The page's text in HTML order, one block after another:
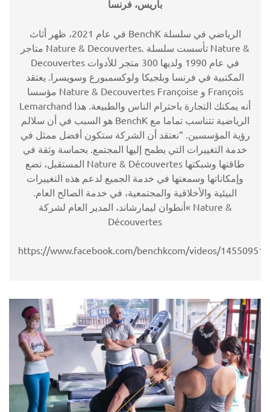
باريس، فرنسا
في عام 2021، ظهر أثاث BenchK الرياضي في سلسلة
متاجر Nature & Decouvertes. تأسست سلسلة Nature &
Decouvertes في عام 1990 ولديها 300 متجر للأدوات
المكتبية في فرنسا وبلجيكا ولوكسمبورغ وسويسرا. يعتقد
مؤسسا Nature & Decouvertes Françoise و François
Lemarchand أنه يمكنك التجارة باحترام الناس والطبيعة. هذا
هو السبب في أن سلالم BenchK الرياضية تتناسب تماما مع
رؤية المؤسسين. “نعتقد أن الشركة ستكون أفضل ممثل في
خدمة التغييرات التي يطمح إليها المجتمع. بحماسة وثقة في
المستقبل، تضع Nature & Découvertes طاقتها وشبكتها
وإمكاناتها وسمعتها في خدمة الجميع لدعم هذه التغييرات
البيئية والأخلاقية والمجتمعية، في خدمة الصالح العام.
»أنطوان ليمارشاند، المدير العام لشركة Nature &
Découvertes
https://www.facebook.com/benchkcom/videos/